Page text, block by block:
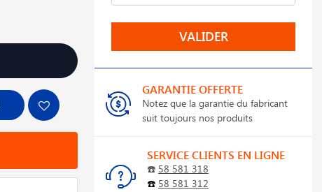
VALIDER
GARANTIE OFFERTE
Notez que la garantie du fabricant
suit toujours nos produits
SERVICE CLIENTS EN LIGNE
☎️ 58 581 318
☎️ 58 581 312